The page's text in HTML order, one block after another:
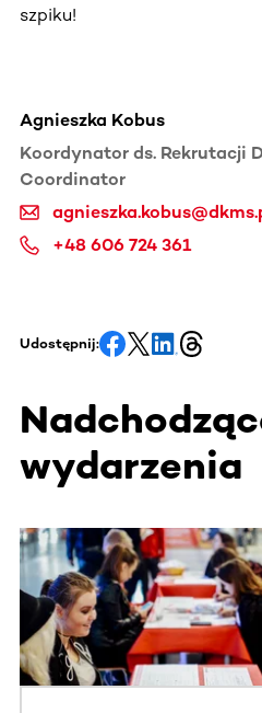
szpiku!
Agnieszka Kobus
Koordynator ds. Rekrutacji
Coordinator
+48 606 724 361
Udostępnij:
wydarzenia
Ta sekcja zawiera treści